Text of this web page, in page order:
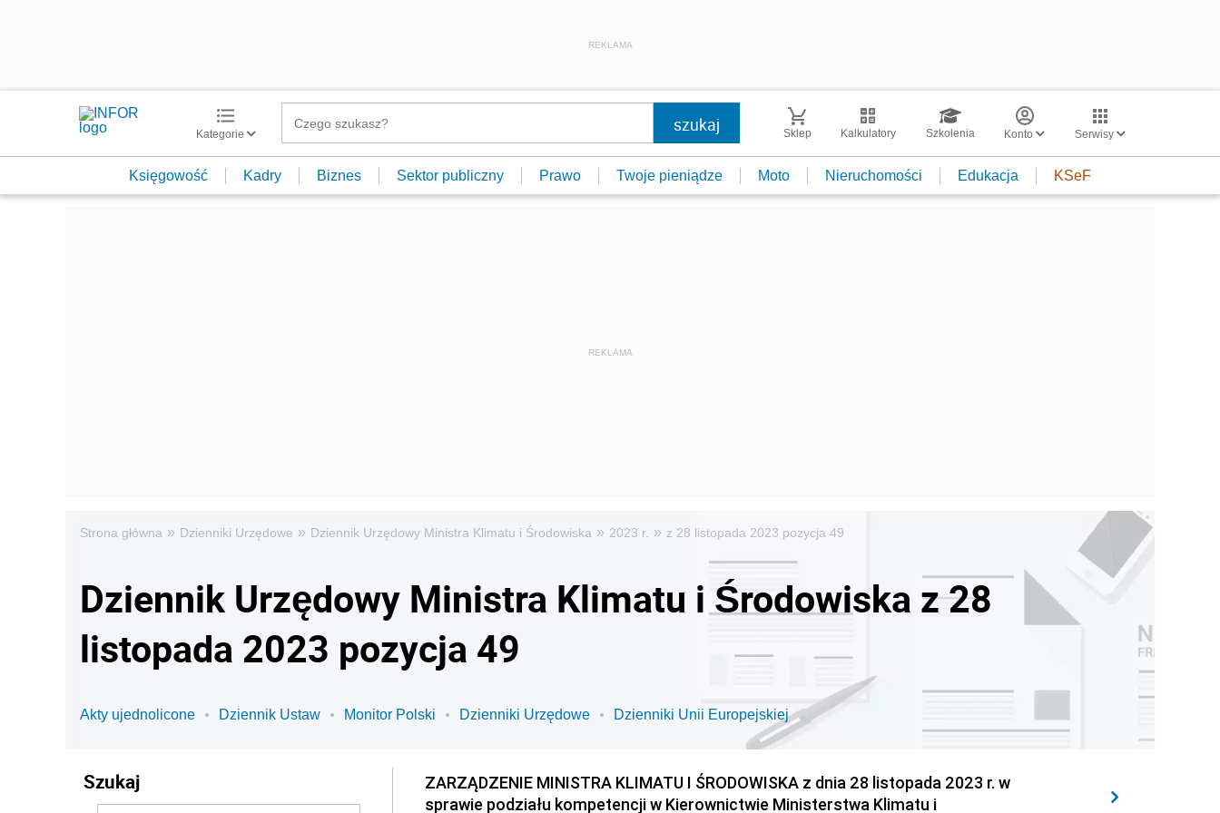
REKLAMA
Kategorie Sklep Kalkulatory Szkolenia Konto Serwisy
Księgowość Kadry Biznes Sektor publiczny Prawo Twoje pieniądze Moto Nieruchomości Edukacja KSeF
Strona główna » Dzienniki Urzędowe » Dziennik Urzędowy Ministra Klimatu i Środowiska » 2023 r. » z 28 listopada 2023 pozycja 49
Dziennik Urzędowy Ministra Klimatu i Środowiska z 28
listopada 2023 pozycja 49
Akty ujednolicone Dziennik Ustaw Monitor Polski Dzienniki Urzędowe Dzienniki Unii Europejskiej
Szukaj
ZARZĄDZENIE MINISTRA KLIMATU I ŚRODOWISKA z dnia 28 listopada 2023 r. w
sprawie podziału kompetencji w Kierownictwie Ministerstwa Klimatu i